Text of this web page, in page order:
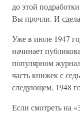
до этой
Вы прочли. И
Уже в июле 1947
начинает
популярном
часть книжек с
следующем, 1948
Если смотреть на